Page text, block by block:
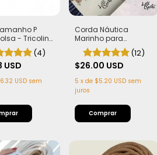
P
- Tricoline
Entretela
(4)
USD
USD sem
Corda Náutica
Marinho para
Cestaria 7mm com
Alma - Firme, Leve e
Estruturada | 50
(12)
$26.00 USD
5 x de $5.20 USD sem
juros